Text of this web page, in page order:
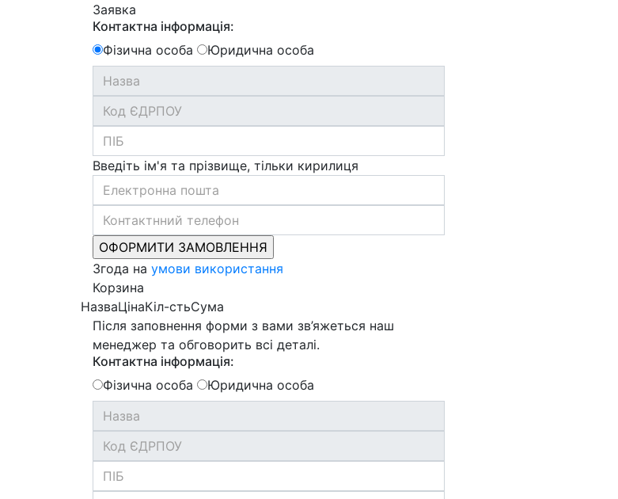
Заявка
Контактна інформація:
Фізична особа
Юридична особа
Введіть ім'я та прізвище, тільки кирилиця
Згода на умови використання
Корзина
НазваЦінаКіл-стьСума
Після заповнення форми з вами зв’яжеться наш
менеджер та обговорить всі деталі.
Контактна інформація:
Фізична особа
Юридична особа